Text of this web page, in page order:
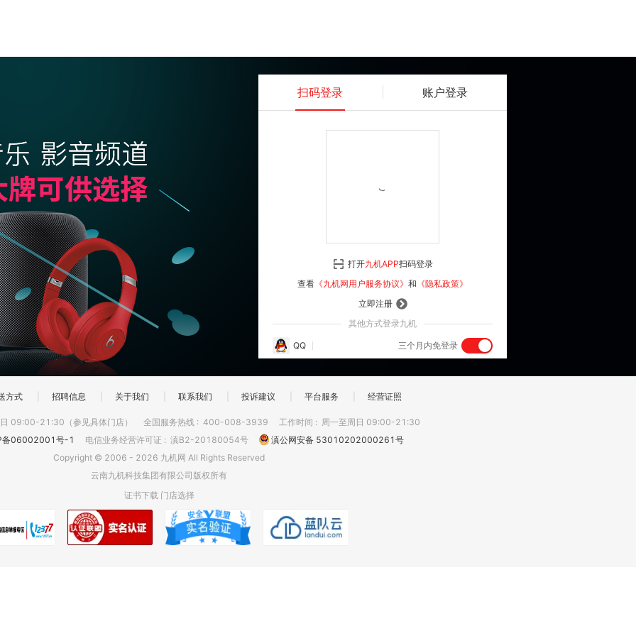
扫码登录 账户登录
登 录
立即注册
其他方式登录九机
QQ 三个月内免登录
打开九机APP扫码登录
查看 《九机网用户服务协议》 和 《隐私政策》
方式 招聘信息 关于我们 联系我们 投诉建议 平台服务 经营证照
09:00-21:30（参见具体门店） 全国服务热线 : 400-008-3939 工作时间 : 周一至周日 09:00-21:30
备06002001号-1
电信业务经营许可证 : 滇B2-20180054号
滇公网安备 53010202000261号
Copyright © 2006 - 2026 九机网 All Rights Reserved
云南九机科技集团有限公司版权所有
证书下载 门店选择